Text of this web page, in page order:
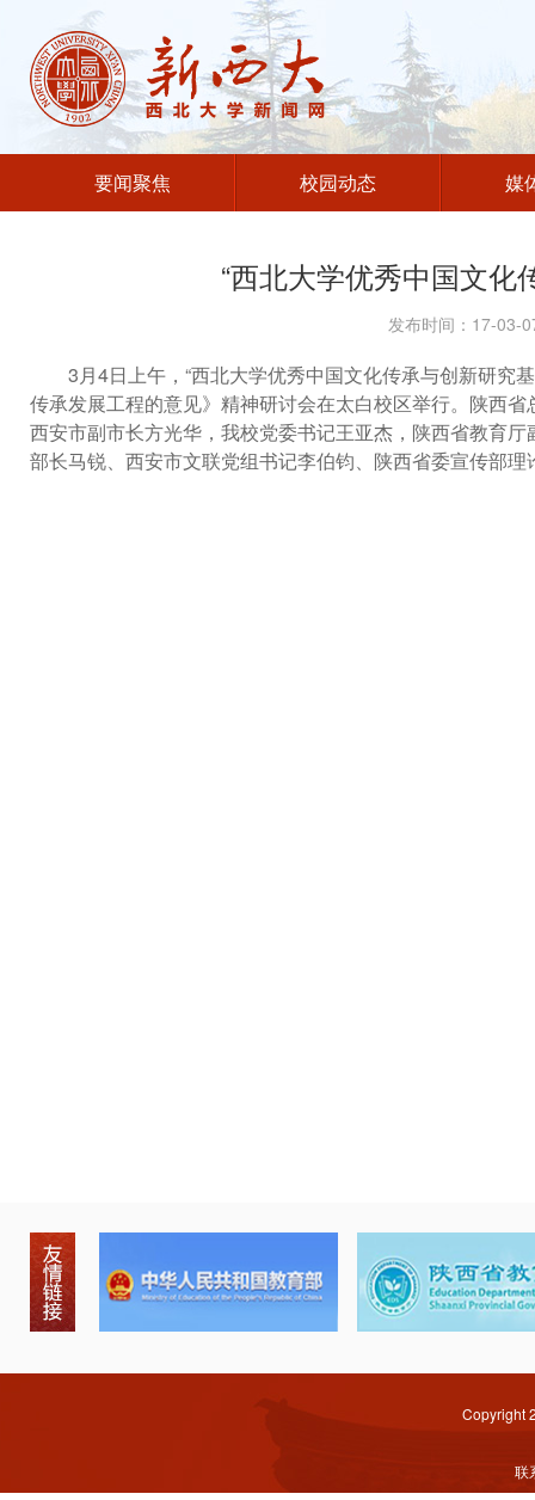
要闻聚焦 校园动态 媒
“西北大学优秀中国文化
发布时间：17-
3月4日上午，“西北大学优秀中国文化传承与创新研究
传承发展工程的意见》精神研讨会在太白校区举行。陕西
西安市副市长方光华，我校党委书记王亚杰，陕西省教育
部长马锐、西安市文联党组书记李伯钧、陕西省委宣传部
Copyright
联